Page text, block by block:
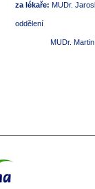
za lékaře: MUDr.
oddělení
MUDr. Martin